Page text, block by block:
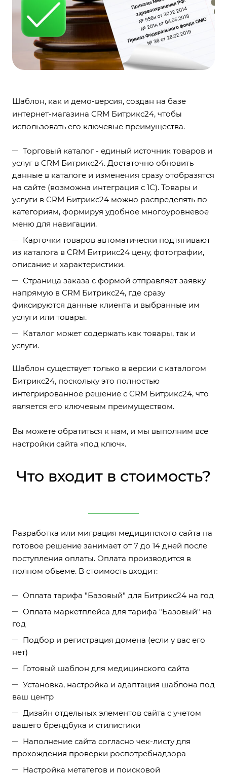
Шаблон, как и демо-версия, создан на базе
интернет-магазина CRM Битрикс24, чтобы
использовать его ключевые преимущества.
Торговый каталог - единый источник товаров и
услуг в CRM Битрикс24. Достаточно обновить
данные в каталоге и изменения сразу отобразятся
на сайте (возможна интеграция с 1С). Товары и
услуги в CRM Битрикс24 можно распределять по
категориям, формируя удобное многоуровневое
меню для навигации.
Карточки товаров автоматически подтягивают
из каталога в CRM Битрикс24 цену, фотографии,
описание и характеристики.
Страница заказа с формой отправляет заявку
напрямую в CRM Битрикс24, где сразу
фиксируются данные клиента и выбранные им
услуги или товары.
Каталог может содержать как товары, так и
услуги.
Шаблон существует только в версии с каталогом
Битрикс24, поскольку это полностью
интегрированное решение с CRM Битрикс24, что
является его ключевым преимуществом.
Вы можете обратиться к нам, и мы выполним все
настройки сайта ‭«под ключ».
Что входит в стоимость?
Разработка или миграция медицинского сайта на
готовое решение занимает от 7 до 14 дней после
поступления оплаты. Оплата производится в
полном объеме. В стоимость входит:
Оплата тарифа "Базовый" для Битрикс24 на год
Оплата маркетплейса для тарифа "Базовый" на
год
Подбор и регистрация домена (если у вас его
нет)
Готовый шаблон для медицинского сайта
Установка, настройка и адаптация шаблона под
ваш центр
Дизайн отдельных элементов сайта с учетом
вашего брендбука и стилистики
Наполнение сайта согласно чек-листу для
прохождения проверки роспотребнадзора
Настройка метатегов и поисковой